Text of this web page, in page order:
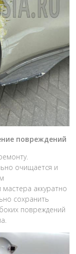
повреждений
очищается и
аккуратно
сохранить
повреждений